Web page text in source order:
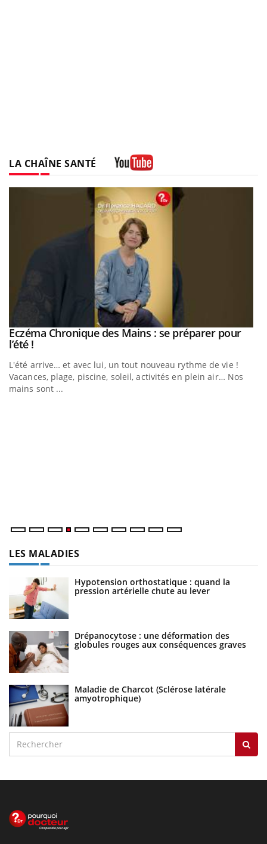
LA CHAÎNE SANTÉ
Youtube
Eczéma Chronique des Mains : se préparer pour
l’été !Youtube
L'été arrive… et avec lui, un tout nouveau rythme de vie !
Vacances, plage, piscine, soleil, activités en plein air… Nos
mains sont ...
LES MALADIES
Hypotension orthostatique : quand la
pression artérielle chute au lever
Drépanocytose : une déformation des
globules rouges aux conséquences graves
Maladie de Charcot (Sclérose latérale
amyotrophique)